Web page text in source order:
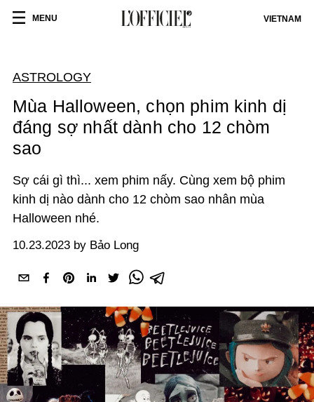
MENU VIETNAM
ASTROLOGY
Mùa Halloween, chọn phim kinh dị
đáng sợ nhất dành cho 12 chòm
sao
Sợ cái gì thì... xem phim nấy. Cùng xem bộ phim
kinh dị nào dành cho 12 chòm sao nhân mùa
Halloween nhé.
10.23.2023 by Bảo Long